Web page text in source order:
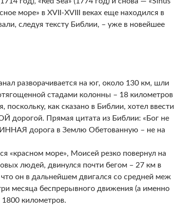
море» в XVII-XVIII веках еще находился в
следуя тексту Библии, – уже в новейшее
разворачивается на юг, около 130 км, шли
стадами колонны – 18 километров
как сказано в Библии, хотел ввести
дорогой. Прямая цитата из Библии: «Бог не
дорога в Землю Обетованную – не на
«красном море», Моисей резко повернул на
людей, двинулся почти бегом – 27 км в
он в дальнейшем двигался со средней меж
месяца беспрерывного движения (а именно
километров.